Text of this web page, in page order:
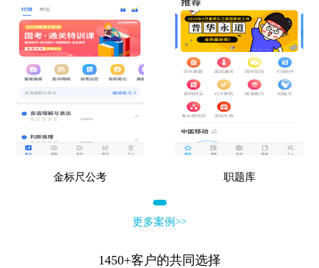
金标尺公考 职题库
更多案例>>
1450+客户的共同选择